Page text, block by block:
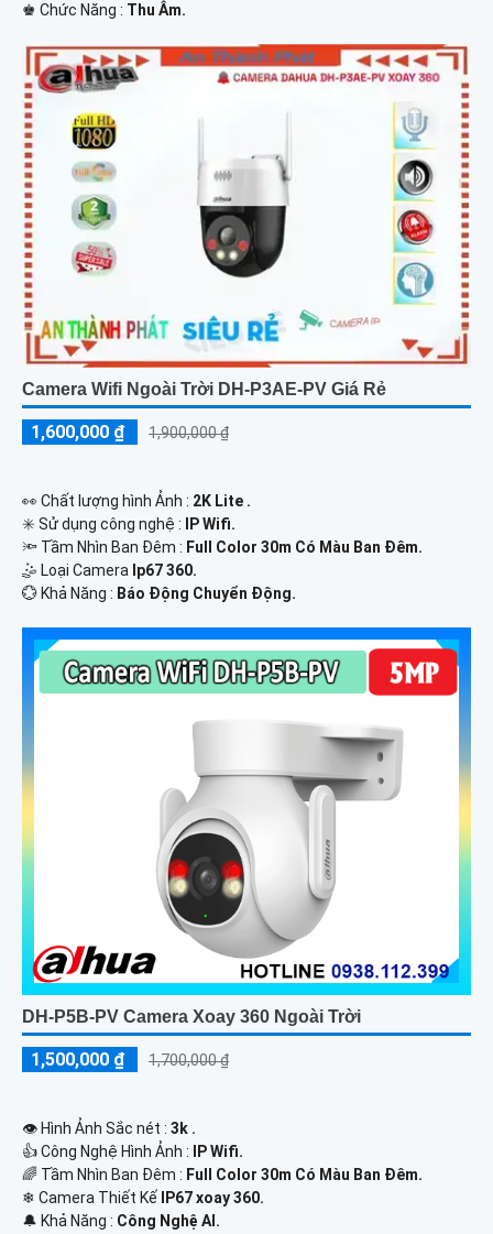
️♚ Chức Năng : Thu Âm.
Camera Wifi Ngoài Trời DH-P3AE-PV Giá Rẻ
1,600,000 ₫ 1,900,000 ₫
️👀 Chất lượng hình Ảnh : 2K Lite .
✳️ Sử dụng công nghệ :
IP Wifi.
🔦 Tầm Nhìn Ban Đêm : Full Color 30m Có Màu Ban Ðêm.
🤹 Loại Camera Ip67 360.
️💮 Khả Năng : Báo Động Chuyển Động.
DH-P5B-PV Camera Xoay 360 Ngoài Trời
1,500,000 ₫ 1,700,000 ₫
👁 Hình Ảnh Sắc nét : 3k .
👍 Công Nghệ Hình Ảnh :
IP Wifi.
🌈 Tầm Nhìn Ban Đêm : Full Color 30m Có Màu Ban Ðêm.
❄ Camera Thiết Kế
IP67 xoay 360.
️🔔 Khả Năng : Công Nghệ AI.